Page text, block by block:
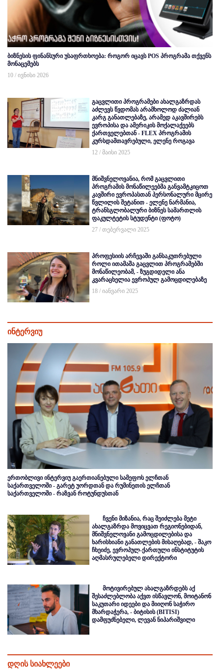
ბიზნესის ფინანსური უსაფრთხოება: როგორ იცავს POS პროგრამა თქვენს
მონაცემებს
10 / ივნისი 2026
გაცვლითი პროგრამები ახალგაზრდას
აძლევს წვდომას არამხოლოდ ძალიან
კარგ განათლებაზე, არამედ აკავშირებს
ევროპისა და ამერიკის მოქალაქეებს
ქართველებთან - FLEX პროგრამის
კურსდამთავრებული, ელენე როგავა
12 / მაისი 2025
მნიშვნელოვანია, რომ გაცვლითი
პროგრამის მონაწილეებმა განვამტკიცოთ
კავშირი ევროპასთან პერსონალური მცირე
წვლილის შეტანით - ელენე ნარმანია,
ტრანსგლობალური ბიზნეს სამართლის
ფაკულტეტის სტუდენტი (ფოტო)
27 / თებერვალი 2025
პროფესიის არჩევაში განსაკუთრებული
როლი ითამაშა გაცვლით პროგრამებში
მონაწილეობამ, - ზუგდიდელი ანა
კვარაცხელია ევროპულ გამოცდილებაზე
18 / იანვარი 2025
ინტერვიუ
ერთობლივი ინტერვიუ გაერთიანებული სამეფოს ელჩთან
საქართველოში - გარეტ უორდთან და რუმინეთის ელჩთან
საქართველოში - რაზვან როტუნდუსთან
ჩვენი მიზანია, რაც შეიძლება მეტი
ახალგაზრდა მოვიცვათ რეგიონებიდან,
მნიშვნელოვანი გამოცდილებისა და
ხარისხიანი განათლების მისაღებად, - შაკო
ჩხეიძე, ევროპულ-ქართული ინსტიტუტის
აღმასრულებელი დირექტორი
მოტივირებულ ახალგაზრდებს აქ
შესაძლებლობა აქვთ ისწავლონ, მოიტანონ
საკუთარი იდეები და მიიღონ საჭირო
მხარდაჭერა, - ბიტისის (BITISI)
დამფუძნებელი, ლევან ნიპარიშვილი
დღის სიახლეები